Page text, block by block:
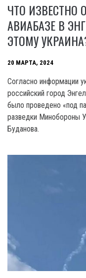
ЧТО ИЗВЕСТНО
АВИАБАЗЕ В
ЭТОМУ
20 МАРТА, 2024
Согласно информации
российский город
было проведено «под
разведки Минобороны
Буданова.